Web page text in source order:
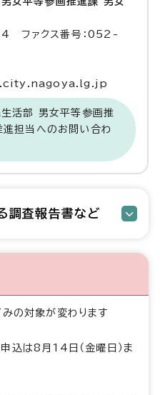
ファクス番号：052-
活部 男女平等参画推
担当へのお問い合わ
調査報告書など
の対象が変わります
込は8月14日（金曜日）ま